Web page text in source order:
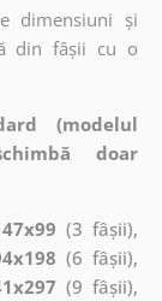
dimensiuni și
din fâșii cu o
(modelul
doar
(3 fâșii),
(6 fâșii),
(9 fâșii),